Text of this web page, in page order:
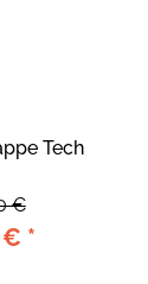
Tech
€ *
€